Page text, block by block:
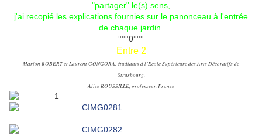
"partager" le(s) sens,
j'ai recopié les explications fournies sur le panonceau à l'entrée
de chaque jardin.
°°°0°°°
Entre 2
Marion ROBERT et Laurent GONGORA, étudiants à l’Ecole Supérieure des Arts Décoratifs de
Strasbourg,
Alice ROUSSILLE, professeur, France